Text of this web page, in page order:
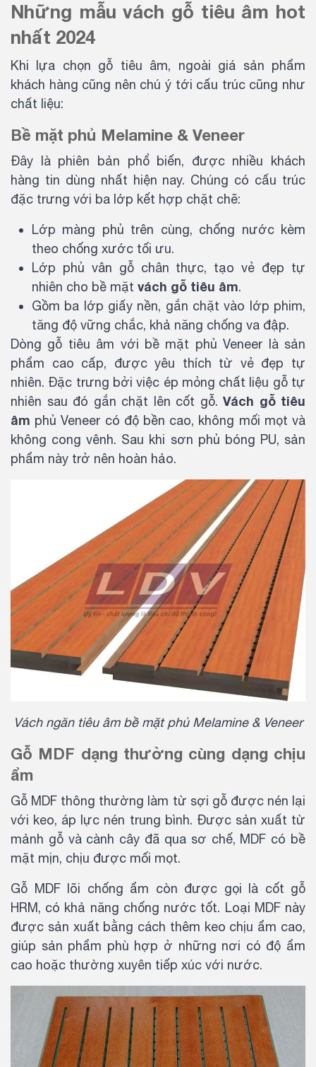
Những mẫu vách gỗ tiêu âm hot
nhất 2024
Khi lựa chọn gỗ tiêu âm, ngoài giá sản phẩm
khách hàng cũng nên chú ý tới cấu trúc cũng như
chất liệu:
Bề mặt phủ Melamine & Veneer
Đây là phiên bản phổ biến, được nhiều khách
hàng tin dùng nhất hiện nay. Chúng có cấu trúc
đặc trưng với ba lớp kết hợp chặt chẽ:
Lớp màng phủ trên cùng, chống nước kèm
theo chống xước tối ưu.
Lớp phủ vân gỗ chân thực, tạo vẻ đẹp tự
nhiên cho bề mặt vách gỗ tiêu âm.
Gồm ba lớp giấy nền, gắn chặt vào lớp phim,
tăng độ vững chắc, khả năng chống va đập.
Dòng gỗ tiêu âm với bề mặt phủ Veneer là sản
phẩm cao cấp, được yêu thích từ vẻ đẹp tự
nhiên. Đặc trưng bởi việc ép mỏng chất liệu gỗ tự
nhiên sau đó gắn chặt lên cốt gỗ. Vách gỗ tiêu
âm phủ Veneer có độ bền cao, không mối mọt và
không cong vênh. Sau khi sơn phủ bóng PU, sản
phẩm này trở nên hoàn hảo.
Vách ngăn tiêu âm bề mặt phủ Melamine & Veneer
Gỗ MDF dạng thường cùng dạng chịu
ẩm
Gỗ MDF thông thường làm từ sợi gỗ được nén lại
với keo, áp lực nén trung bình. Được sản xuất từ
mảnh gỗ và cành cây đã qua sơ chế, MDF có bề
mặt mịn, chịu được mối mọt.
Gỗ MDF lõi chống ẩm còn được gọi là cốt gỗ
HRM, có khả năng chống nước tốt. Loại MDF này
được sản xuất bằng cách thêm keo chịu ẩm cao,
giúp sản phẩm phù hợp ở những nơi có độ ẩm
cao hoặc thường xuyên tiếp xúc với nước.